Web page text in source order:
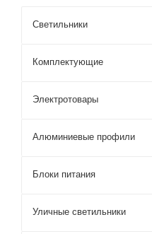
Светильники
Комплектующие
Электротовары
Алюминиевые профили
Блоки питания
Уличные светильники